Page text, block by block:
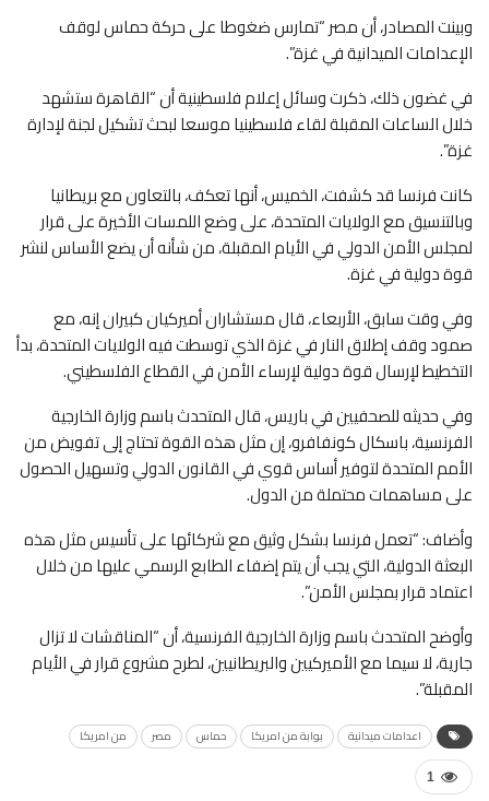
وبينت المصادر، أن مصر “تمارس ضغوطا على حركة حماس لوقف
الإعدامات الميدانية في غزة”.
في غضون ذلك، ذكرت وسائل إعلام فلسطينية أن “القاهرة ستشهد
خلال الساعات المقبلة لقاء فلسطينيا موسعا لبحث تشكيل لجنة لإدارة
غزة”.
كانت فرنسا قد كشفت، الخميس، أنها تعكف، بالتعاون مع بريطانيا
وبالتنسيق مع الولايات المتحدة، على وضع اللمسات الأخيرة على قرار
لمجلس الأمن الدولي في الأيام المقبلة، من شأنه أن يضع الأساس لنشر
قوة دولية في غزة.
وفي وقت سابق، الأربعاء، قال مستشاران أميركيان كبيران إنه، مع
صمود وقف إطلاق النار في غزة الذي توسطت فيه الولايات المتحدة، بدأ
التخطيط لإرسال قوة دولية لإرساء الأمن في القطاع الفلسطيني.
وفي حديثه للصحفيين في باريس، قال المتحدث باسم وزارة الخارجية
الفرنسية، باسكال كونفافرو، إن مثل هذه القوة تحتاج إلى تفويض من
الأمم المتحدة لتوفير أساس قوي في القانون الدولي وتسهيل الحصول
على مساهمات محتملة من الدول.
وأضاف: “تعمل فرنسا بشكل وثيق مع شركائها على تأسيس مثل هذه
البعثة الدولية، التي يجب أن يتم إضفاء الطابع الرسمي عليها من خلال
اعتماد قرار بمجلس الأمن”.
وأوضح المتحدث باسم وزارة الخارجية الفرنسية، أن “المناقشات لا تزال
جارية، لا سيما مع الأميركيين والبريطانيين، لطرح مشروع قرار في الأيام
المقبلة”.
اعدامات ميدانية بوابة من امريكا حماس مصر من امريكا
1